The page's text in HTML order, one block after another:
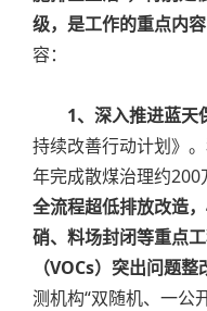
级，是工作的重点内容
容：
1、深入推进蓝天
持续改善行动计划》
年完成散煤治理约200
全流程超低排放改造
硝、料场封闭等重点
（VOCs）突出问题整
测机构“双随机、一公